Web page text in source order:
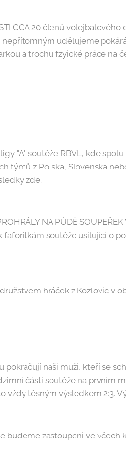
CCA 20 členů volejbalového
nepřítomným udělujeme
a trochu fzyické práce na
"A" soutěže RBVL, kde
týmů z Polska, Slovenska
zde.
NA PŮDĚ
soutěže usilující o
hráček z Kozlovic v
pokračují naši muži, kteří se
části soutěže na prvním
vždy těsným výsledkem 2:3.
budeme zastoupeni ve včech